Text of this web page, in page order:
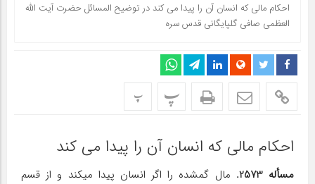
احکام مالی که انسان آن را پیدا می کند در توضیح المسائل حضرت آیت الله
العظمی صافی گلپایگانی قدس سره
پ پ
احکام مالی که انسان آن را پیدا می کند
مسأله 2573.
مال گمشده را اگر انسان پیدا می‎کند و از قسم